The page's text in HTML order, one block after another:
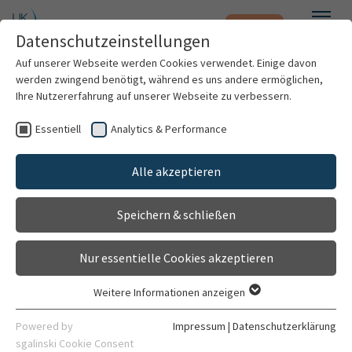
Zum Hauptinhalt springen Notfall
Patienten & Besucher
Kliniken & Institute
Forschung
Karriere
Mit dem Klick auf "Karte aktivieren" stimme ich
der Datenfreigabe an Google zu.
Karte aktivieren
Weitere Standorte suchen
Institut für Psychosoziale Prävention und Psychotherapie
Kontakt
Gebäude 4490
Bergheimer Str. 54
69115 Heidelberg
06221 56-38170
Datenschutzeinstellungen
Auf unserer Webseite werden Cookies verwendet. Einige davon
werden zwingend benötigt, während es uns andere ermöglichen,
Ihre Nutzererfahrung auf unserer Webseite zu verbessern.
Essentiell Analytics & Performance
Alle akzeptieren
Speichern & schließen
Nur essentielle Cookies akzeptieren
Essentielle Cookies werden für grundlegende Funktionen der
Webseite benötigt. Dadurch ist gewährleistet, dass die
Weitere Informationen anzeigen
Powered by
sgalinski Cookie Consent
Impressum | Datenschutzerklärung